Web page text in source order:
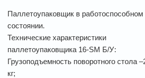
Паллетоупаковщик в работоспособном
состоянии.
Технические характеристики
паллетоупаковщика 16-SM Б/У:
Грузоподъемность поворотного стола
кг;